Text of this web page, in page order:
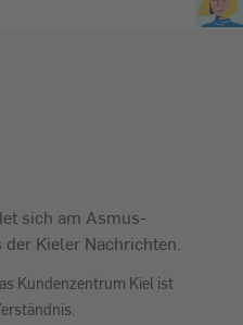
sich am Asmus-
Kieler Nachrichten.
Kundenzentrum Kiel ist